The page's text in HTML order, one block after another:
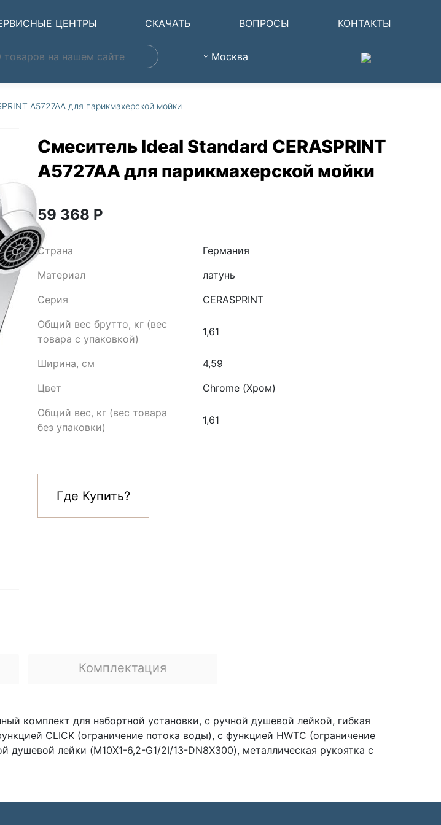
ЦЕНТРЫ СКАЧАТЬ ВОПРОСЫ КОНТАКТЫ
Москва
A5727AA для парикмахерской мойки
Смеситель Ideal Standard CERASPRINT
A5727AA для парикмахерской мойки
59 368 Р
Страна
Германия
Материал
латунь
Серия
CERASPRINT
Общий вес брутто, кг (вес
товара с упаковкой)
1,61
Ширина, см
4,59
Цвет
Chrome (Хром)
Общий вес, кг (вес товара
без упаковки)
1,61
Где Купить?
Комплектация
комплект для набортной установки, с ручной душевой лейкой, гибкая
CLICK (ограничение потока воды), с функцией HWTC (ограничение
лейки (M10X1-6,2-G1/2I/13-DN8X300), металлическая рукоятка с